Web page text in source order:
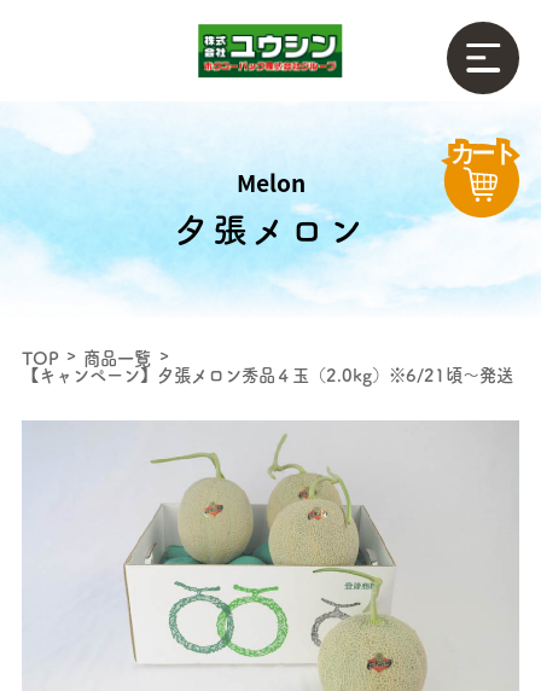
Melon
夕張メロン
TOP
商品一覧
【キャンペーン】夕張メロン秀品４玉（2.0kg）※6/21頃～発送